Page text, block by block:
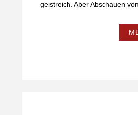
geistreich. Aber Abschauen